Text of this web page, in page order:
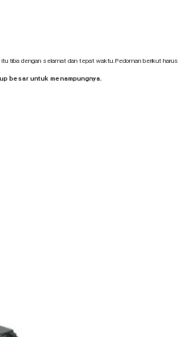
tiba dengan selamat dan tepat waktu.Pedoman berikut harus
besar untuk menampungnya.